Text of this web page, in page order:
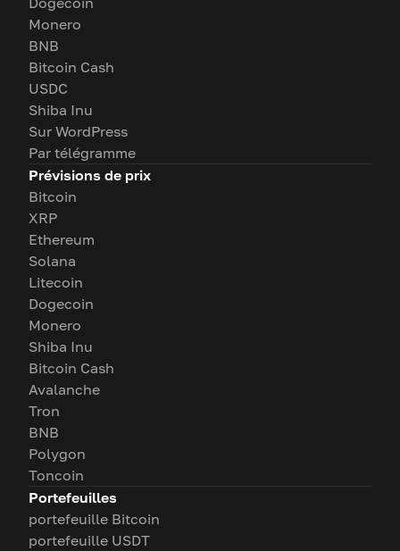
Monero
BNB
Bitcoin Cash
USDC
Shiba Inu
Sur WordPress
Par télégramme
Prévisions de prix
Bitcoin
XRP
Ethereum
Solana
Litecoin
Dogecoin
Monero
Shiba Inu
Bitcoin Cash
Avalanche
Tron
BNB
Polygon
Toncoin
Portefeuilles
portefeuille Bitcoin
portefeuille USDT